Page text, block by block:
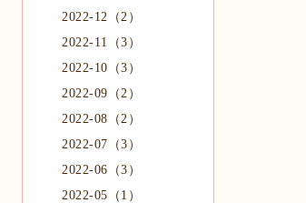
2022-12（2）
2022-11（3）
2022-10（3）
2022-09（2）
2022-08（2）
2022-07（3）
2022-06（3）
2022-05（1）